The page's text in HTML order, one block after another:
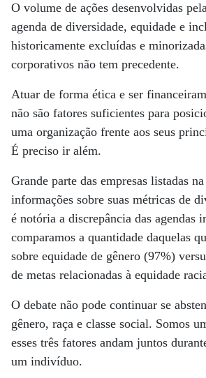
O volume de ações desenvolvidas
agenda de diversidade, equidade e
historicamente excluídas e
corporativos não tem precedente.
Atuar de forma ética e ser
não são fatores suficientes para
uma organização frente aos seus
É preciso ir além.
Grande parte das empresas listadas
informações sobre suas métricas de
é notória a discrepância das agendas
comparamos a quantidade daquelas
sobre equidade de gênero (97%)
de metas relacionadas à equidade
O debate não pode continuar se
gênero, raça e classe social. Somos
esses três fatores andam juntos
um indivíduo.